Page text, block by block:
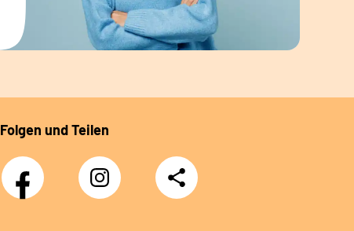
Folgen und Teilen
Facebook Instagram
Teilen